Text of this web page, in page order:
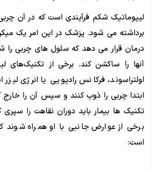
لیپوماتیک شکم فرآیندی است که در آن
برداشته می شود. پزشک در این امر یک
درمان قرار می دهد که سلول های چربی را
آنها را ساکشن کند. برخی از تکنیک‌های
اولتراسوند، فرکانس رادیویی یا انرژی
ابتدا چربی را ذوب کنند و سپس آن را خارج
تکنیک ها بیمار باید دوران نقاهت را
برخی از عوارض جانبی با او همراه شوند
است: